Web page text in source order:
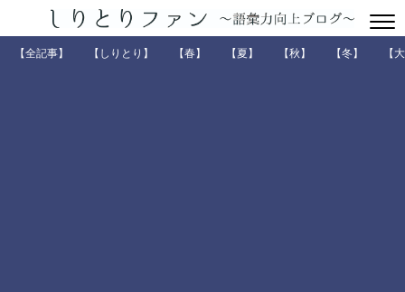
【全記事】 【しりとり】 【春】 【夏】 【秋】 【冬】 【